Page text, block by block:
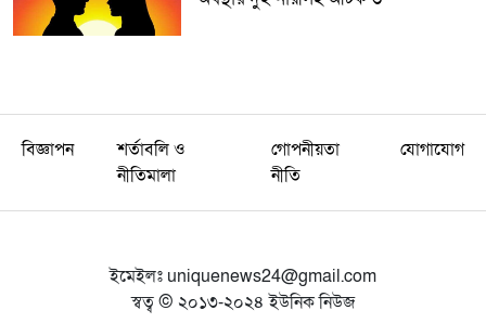
বিজ্ঞাপন
শর্তাবলি ও
নীতিমালা
গোপনীয়তা
নীতি
যোগাযোগ
ইমেইলঃ uniquenews24@gmail.com
স্বত্ব © ২০১৩-২০২৪ ইউনিক নিউজ